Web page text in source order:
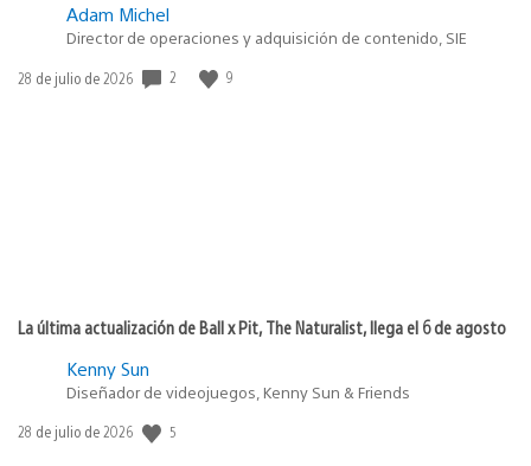
Adam Michel
Director de operaciones y adquisición de contenido, SIE
Fecha
28 de julio de 2026 2 9
La última actualización de Ball x Pit, The Naturalist, llega el 6 de agosto
Kenny Sun
Diseñador de videojuegos, Kenny Sun & Friends
Fecha
28 de julio de 2026 5